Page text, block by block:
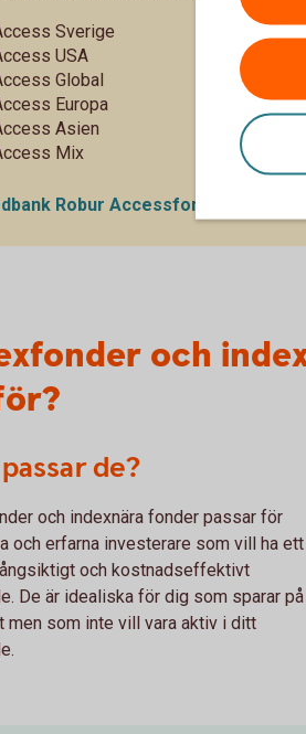
Sverige
USA
Global
Europa
Asien
Mix
Robur Accessfonder – se
och
de?
och indexnära fonder passar för
och erfarna investerare som vill ha ett
och kostnadseffektivt
De är idealiska för dig som sparar på
men som inte vill vara aktiv i ditt